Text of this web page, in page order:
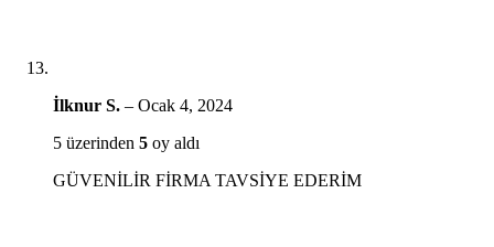
İlknur S. – Ocak 4, 2024
5 üzerinden 5 oy aldı
GÜVENİLİR FİRMA TAVSİYE EDERİM